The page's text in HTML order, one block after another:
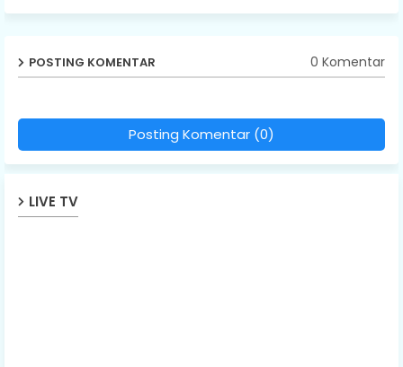
POSTING KOMENTAR 0 Komentar
Posting Komentar (0)
LIVE TV